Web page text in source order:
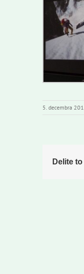
5. decembra
Delite